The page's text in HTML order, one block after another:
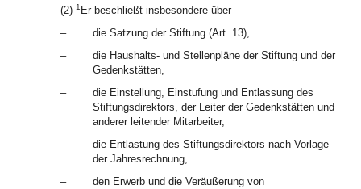
(2) 1 Er beschließt insbesondere über
–
die Satzung der Stiftung (Art. 13),
–
die Haushalts- und Stellenpläne der Stiftung und der
Gedenkstätten,
–
die Einstellung, Einstufung und Entlassung des
Stiftungsdirektors, der Leiter der Gedenkstätten und
anderer leitender Mitarbeiter,
–
die Entlastung des Stiftungsdirektors nach Vorlage
der Jahresrechnung,
–
den Erwerb und die Veräußerung von